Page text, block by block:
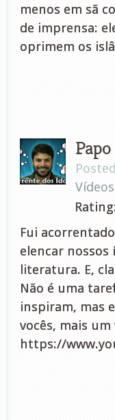
menos em sã
de imprensa:
oprimem os
Vídeos
Fui
elencar nossos
literatura. E,
Não é uma
inspiram, mas
vocês, mais um
https://